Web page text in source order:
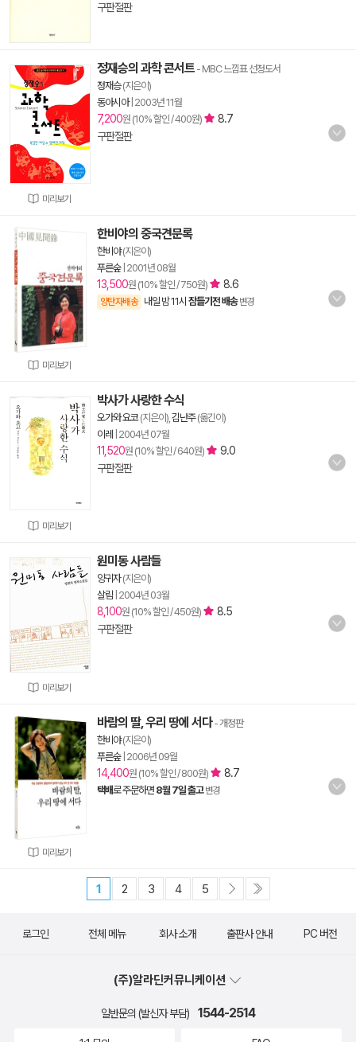
구판절판
미리보기
정재승의 과학 콘서트 - MBC 느낌표 선정도서
정재승(지은이)
동아시아| 2003년 11월
7,200원 (10% 할인 / 400원)
8.7
구판절판
미리보기
한비야의 중국견문록
한비야(지은이)
푸른숲| 2001년 08월
13,500원 (10% 할인 / 750원) 8.6
양탄자배송 내일 밤 11시 잠들기전 배송 변경
미리보기
박사가 사랑한 수식
오가와 요코(지은이), 김난주(옮긴이)
이레
2004년 07월
11,520원 (10% 할인 / 640원)
9.0
구판절판
미리보기
원미동 사람들
양귀자(지은이)
살림 2004년 03월
8,100원 (10% 할인 / 450원)
8.5
구판절판
미리보기
바람의 딸, 우리 땅에 서다- 개정판
한비야(지은이)
푸른숲| 2006년 09월
14,400원 (10% 할인 / 800원) 8.7
택배로 주문하면 8월 7일 출고 변경
1 2 3 4 5
로그인 전체 메뉴 회사 소개 출판사 안내 PC 버전
(주)알라딘커뮤니케이션
일반문의 (발신자 부담) 1544-2514